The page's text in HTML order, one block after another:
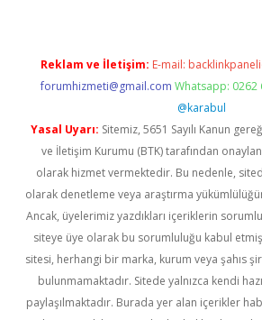
Reklam ve İletişim: E-mail:
forumhizmeti@gmail.com Whatsapp: 0262
@karabul
Yasal Uyarı: Sitemiz, 5651 Sayılı Kanun
ve İletişim Kurumu (BTK) tarafından
olarak hizmet vermektedir. Bu nedenle,
olarak denetleme veya araştırma
Ancak, üyelerimiz yazdıkları içeriklerin
siteye üye olarak bu sorumluluğu kabul
sitesi, herhangi bir marka, kurum veya şahıs
bulunmamaktadır. Sitede yalnızca kendi
paylaşılmaktadır. Burada yer alan içerikler